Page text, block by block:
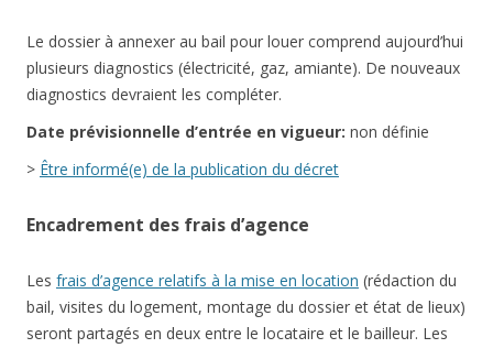
Le dossier à annexer au bail pour louer comprend aujourd’hui
plusieurs diagnostics (électricité, gaz, amiante). De nouveaux
diagnostics devraient les compléter.
Date prévisionnelle d’entrée en vigueur: non définie
> Être informé(e) de la publication du décret
Encadrement des frais d’agence
Les frais d’agence relatifs à la mise en location (rédaction du
bail, visites du logement, montage du dossier et état de lieux)
seront partagés en deux entre le locataire et le bailleur. Les